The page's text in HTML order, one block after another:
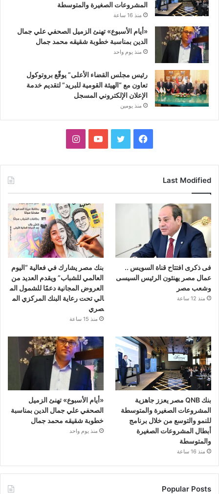
المشروعات الصغيرة والمتوسطة
منذ 16 ساعة
«أيام الأسبوع» تهنئ الزميل الصحفي علي جمال
الدين بمناسبة خطوبة شقيقه محمد جمال
منذ يوم واحد
رئيس مجلس القضاء الأعلى” يوقّع بروتوكول
تعاون مع “الهيئة القومية للبريد” لتقديم خدمة
الإعلان الإلكتروني المسجل
منذ يومين
فيسبوك تويتر يوتيوبانستقرام
Last Modified
فى ذكرى افتتاح قناة السويس ..
عمال مصر يهنئون الرئيس السيسى
وشعب مصر
منذ 12 ساعة
بنك مصر يشارك في فعالية “اليوم
العالمي للشباب” ويقدم العديد من
العروض المجانية دعمًا للشمول الم
الي تحت رعاية البنك المركزي الم
صري
منذ 15 ساعة
بنك QNB مصر يعزز جاهزية
المشروعات الصغيرة والمتوسطة
للنمو والتوسع من خلال برنامج
أبطال المشروعات الصغيرة
والمتوسطة
منذ 16 ساعة
«أيام الأسبوع» تهنئ الزميل
الصحفي علي جمال الدين بمناسبة
خطوبة شقيقه محمد جمال
منذ يوم واحد
Popular Posts